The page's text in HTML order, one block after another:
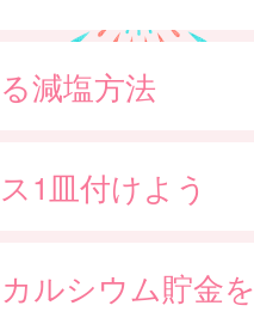
減塩方法
1皿付けよう
ルシウム貯金